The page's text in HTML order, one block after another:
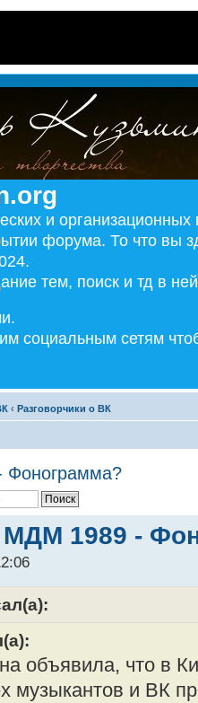
и
форума. То что вы
тем, поиск и тд в
социальным сетям
‹ Разговорчики о ВК
Фонограмма?
МДМ 1989 -
объявила, что в
музыкантов и ВК